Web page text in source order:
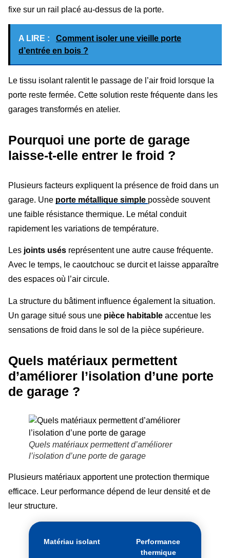
fixe sur un rail placé au-dessus de la porte.
A LIRE :
Comment isoler une vieille porte
d’entrée en bois ?
Le tissu isolant ralentit le passage de l’air froid lorsque la
porte reste fermée. Cette solution reste fréquente dans les
garages transformés en atelier.
Pourquoi une porte de garage
laisse-t-elle entrer le froid ?
Plusieurs facteurs expliquent la présence de froid dans un
garage. Une porte métallique simple possède souvent
une faible résistance thermique. Le métal conduit
rapidement les variations de température.
Les joints usés représentent une autre cause fréquente.
Avec le temps, le caoutchouc se durcit et laisse apparaître
des espaces où l’air circule.
La structure du bâtiment influence également la situation.
Un garage situé sous une pièce habitable accentue les
sensations de froid dans le sol de la pièce supérieure.
Quels matériaux permettent
d’améliorer l’isolation d’une porte
de garage ?
Quels matériaux permettent d’améliorer
l’isolation d’une porte de garage
Plusieurs matériaux apportent une protection thermique
efficace. Leur performance dépend de leur densité et de
leur structure.
Matériau isolant
Performance
thermique